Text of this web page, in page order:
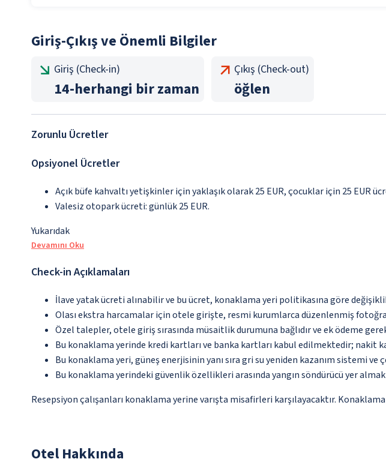
Giriş-Çıkış ve Önemli Bilgiler
Giriş (Check-in)
14-herhangi bir zaman
Çıkış (Check-out)
öğlen
Zorunlu Ücretler
Opsiyonel Ücretler
Açık büfe kahvaltı yetişkinler için yaklaşık olarak 25 EUR, çocuklar için 25 EUR
Valesiz otopark ücreti: günlük 25 EUR.
Yukarıdak
Devamını Oku
Check-in Açıklamaları
İlave yatak ücreti alınabilir ve bu ücret, konaklama yeri politikasına göre
Olası ekstra harcamalar için otele girişte, resmi kurumlarca düzenlenmiş
Özel talepler, otele giriş sırasında müsaitlik durumuna bağlıdır ve ek ödeme
Bu konaklama yerinde kredi kartları ve banka kartları kabul edilmektedir; nakit
Bu konaklama yeri, güneş enerjisinin yanı sıra gri su yeniden kazanım sistemi
Bu konaklama yerindeki güvenlik özellikleri arasında yangın söndürücü yer
Resepsiyon çalışanları konaklama yerine varışta misafirleri karşılayacaktır.
Otel Hakkında